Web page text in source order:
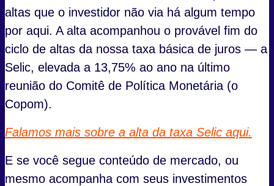
altas que o investidor não via há algum tempo
por aqui. A alta acompanhou o provável fim do
ciclo de altas da nossa taxa básica de juros — a
Selic, elevada a 13,75% ao ano na último
reunião do Comitê de Política Monetária (o
Copom).
Falamos mais sobre a alta da taxa Selic aqui.
E se você segue conteúdo de mercado, ou
mesmo acompanha com seus investimentos